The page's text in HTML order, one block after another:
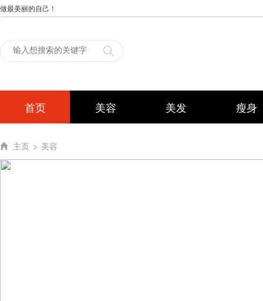
做最美丽的自己！
首页 美容 美发 瘦身
主页 > 美容